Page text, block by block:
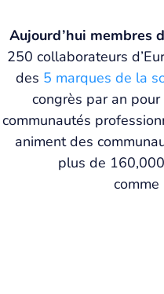
Aujourd’hui membres
250 collaborateurs
des 5 marques de la
congrès par an
communautés
animent des
plus de
comme